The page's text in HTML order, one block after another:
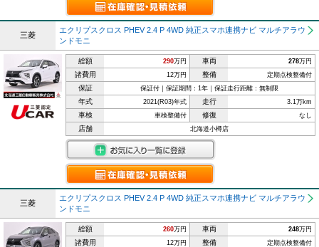
三菱
エクリプスクロス PHEV 2.4 P 4WD 純正スマホ連携ナビ マルチアラウ
ンドモニ
総額 290万円 車両 278万円
諸費用 12万円 整備 定期点検整備付
保証 保証付｜保証期間：1年｜保証走行距離：無制限
年式 2021(R03)年式 走行 3.1万km
車検 車検整備付 修復 なし
店舗 北海道小樽店
三菱
エクリプスクロス PHEV 2.4 P 4WD 純正スマホ連携ナビ マルチアラウ
ンドモニ
総額 260万円 車両 248万円
諸費用 12万円 整備 定期点検整備付